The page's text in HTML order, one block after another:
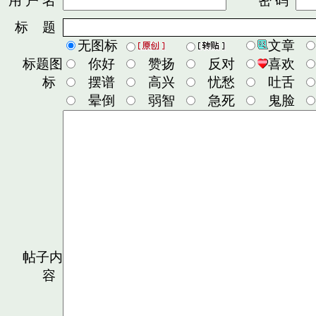
标 题
标题图
标
无图标
文章
你好
赞扬 反对
喜欢
摆谱
高兴 忧愁
吐舌
晕倒
弱智 急死 鬼脸
帖子内
容